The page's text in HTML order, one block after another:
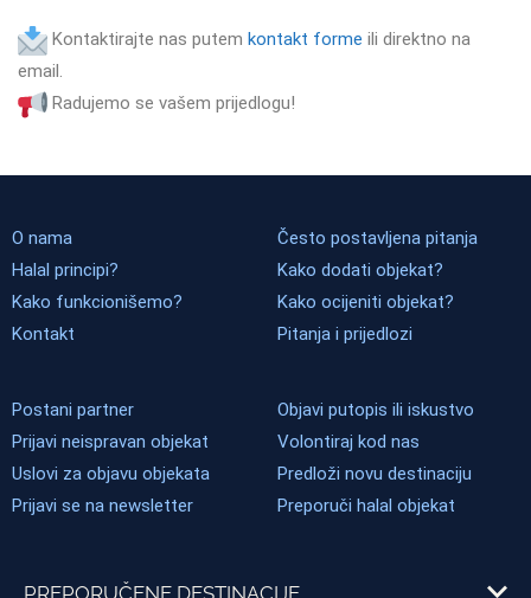
Kontaktirajte nas putem kontakt forme ili direktno na
email.
Radujemo se vašem prijedlogu!
O nama
Halal principi?
Kako funkcionišemo?
Kontakt
Često postavljena pitanja
Kako dodati objekat?
Kako ocijeniti objekat?
Pitanja i prijedlozi
Postani partner
Prijavi neispravan objekat
Uslovi za objavu objekata
Prijavi se na newsletter
Objavi putopis ili iskustvo
Volontiraj kod nas
Predloži novu destinaciju
Preporuči halal objekat
PREPORUČENE DESTINACIJE